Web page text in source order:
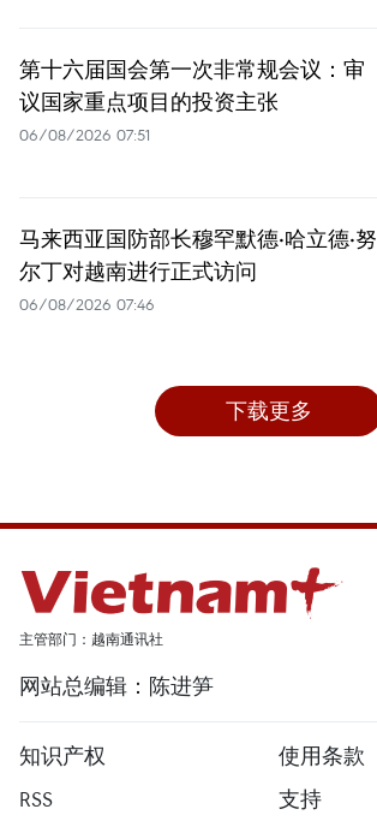
第十六届国会第一次非常规会议：审
议国家重点项目的投资主张
06/08/2026 07:51
马来西亚国防部长穆罕默德·哈立德·努
尔丁对越南进行正式访问
06/08/2026 07:46
下载更多
主管部门：越南通讯社
网站总编辑：陈进笋
知识产权
使用条款
RSS
支持